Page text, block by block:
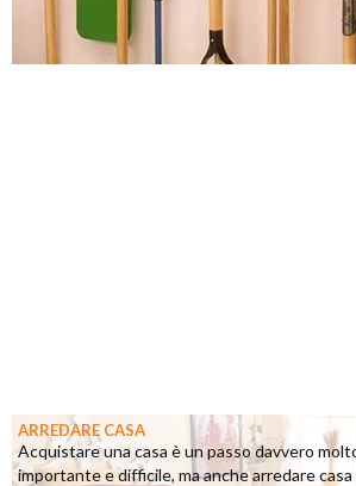
ARREDARE CASA
Acquistare una casa è un passo davvero
importante e difficile, ma anche arredare casa